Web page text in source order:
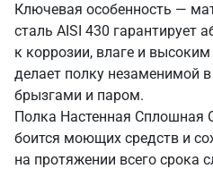
Ключевая особенность —
сталь AISI 430 гарантирует
к коррозии, влаге и
делает полку незаменимой
брызгами и паром.
Полка Настенная Сплошная
боится моющих средств и
на протяжении всего срока